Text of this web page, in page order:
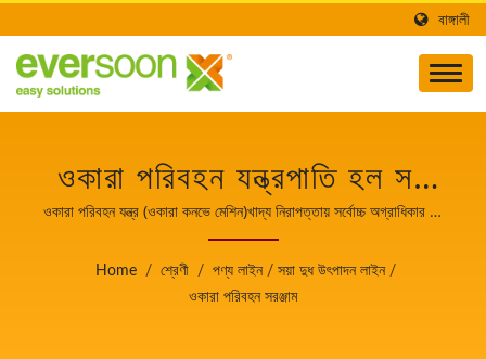
বাঙ্গালী
ওকারা পরিবহন যন্ত্রপাতি হল সয়
দুধ উৎপাদন লাইনের একটি যন্ত্র।
খাদ্য নিরাপত্তায় সর্বোচ্চ
অগ্রাধিকার সহ স্বয়ংক্রিয় টোফু
ওকারা পরিবহন যন্ত্র (ওকারা কনভে মেশিন)খাদ্য নিরাপত্তায় সর্বোচ্চ অগ্রাধিকার সহ
স্বয়ংক্রিয় টোফু এবং সোয়ামিল্ক তৈরির যন্ত্রপাতির নেতা।
Home / শ্রেণী / পণ্য লাইন / সয়া দুধ উৎপাদন লাইন /
ওকারা পরিবহন সরঞ্জাম